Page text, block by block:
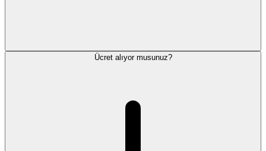
Ücret alıyor musunuz?